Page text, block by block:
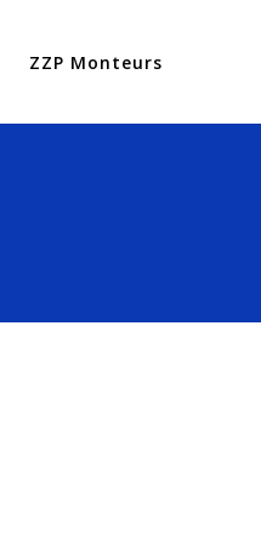
ZZP Monteurs